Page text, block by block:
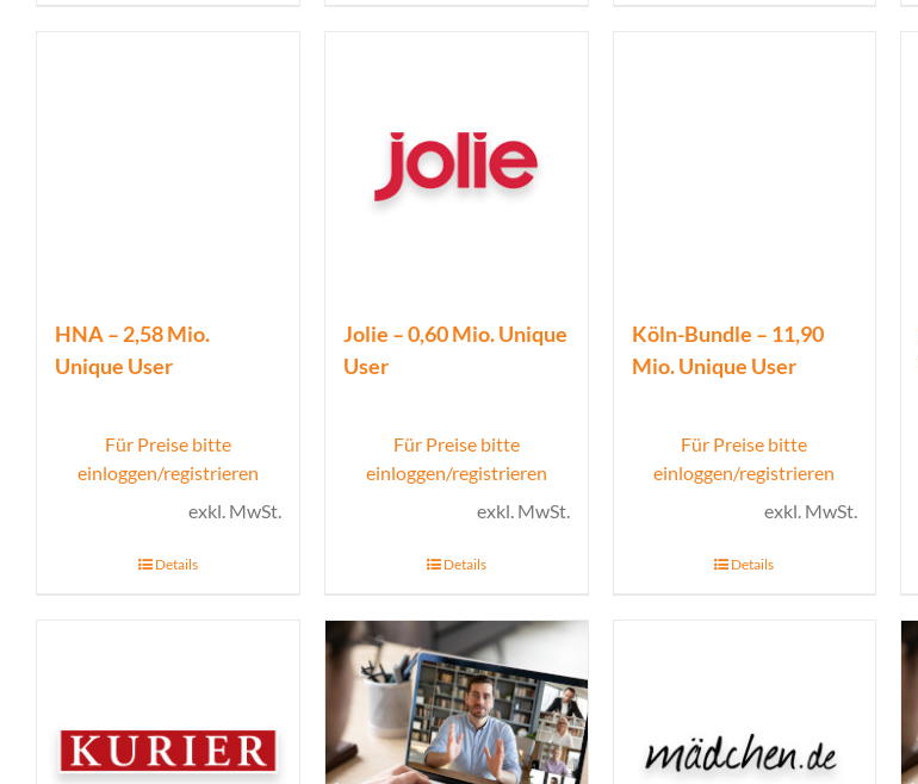
HNA – 2,58 Mio.
Unique User
Für Preise bitte
einloggen/registrieren
exkl. MwSt.
Details
Jolie – 0,60 Mio. Unique
User
Für Preise bitte
einloggen/registrieren
exkl. MwSt.
Details
Köln-Bundle – 11,90
Mio. Unique User
Für Preise bitte
einloggen/registrieren
exkl. MwSt.
Details